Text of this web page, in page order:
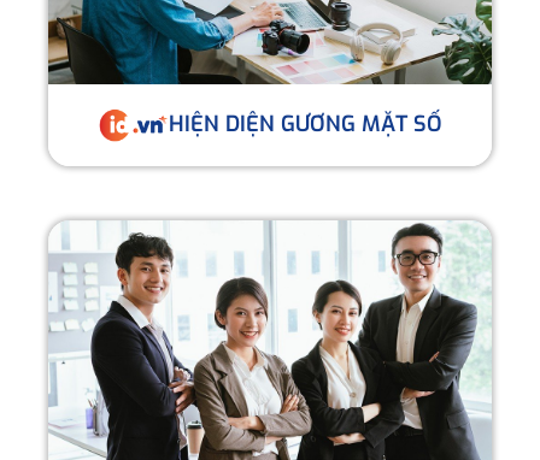
HIỆN DIỆN GƯƠNG MẶT SỐ